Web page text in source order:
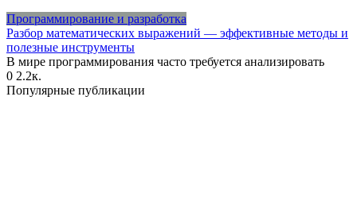
Программирование и разработка
Разбор математических выражений — эффективные методы и
полезные инструменты
В мире программирования часто требуется анализировать
0 2.2к.
Популярные публикации